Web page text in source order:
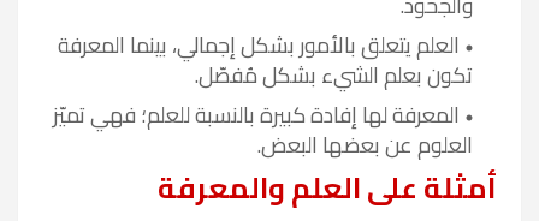
العلم يتعلق بالأمور بشكل إجمالي، بينما المعرفة
تكون بعلم الشيء بشكل مُفصّل.
المعرفة لها إفادة كبيرة بالنسبة للعلم؛ فهي تميّز
العلوم عن بعضها البعض.
أمثلة على العلم والمعرفة